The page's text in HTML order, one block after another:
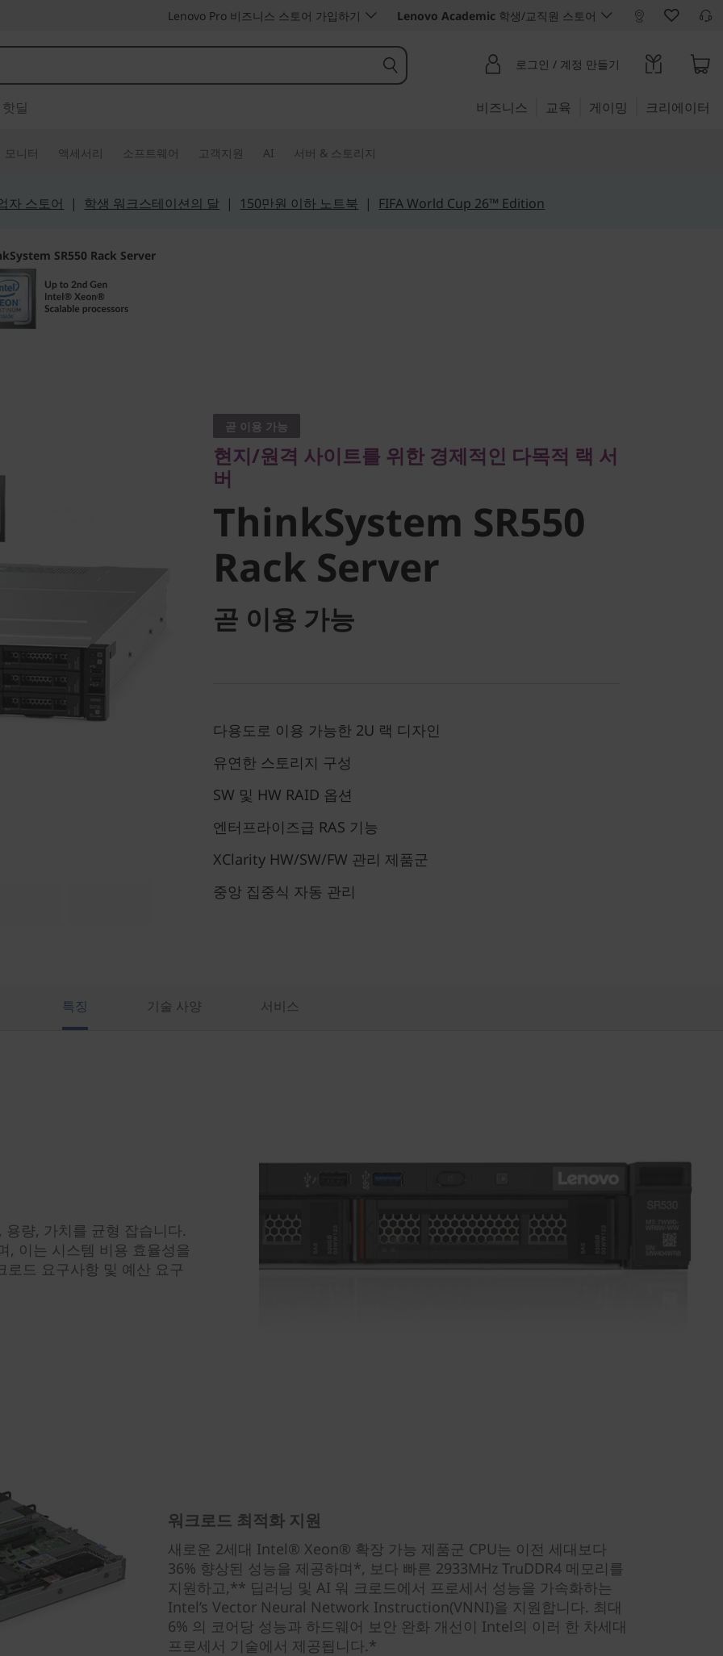
Lenovo Pro 비즈니스 스토어 가입하기 Lenovo Academic 학생/교직원 스토어
로그인 / 계정 만들기
핫딜 비즈니스 교육 게이밍 크리에이터
모니터 액세서리 소프트웨어 고객지원 AI 서버 & 스토리지
자 스토어 | 학생 워크스테이션의 달 | 150만원 이하 노트북 | FIFA World Cup 26™ Edition
SR550 Rack Server
ThinkSystem SR550
Rack Server
곧 이용 가능
현지/원격 사이트를 위한 경제적인 다목적 랙 서
버
ThinkSystem SR550
Rack Server
곧 이용 가능
다용도로 이용 가능한 2U 랙 디자인
유연한 스토리지 구성
SW 및 HW RAID 옵션
엔터프라이즈급 RAS 기능
XClarity HW/SW/FW 관리 제품군
중앙 집중식 자동 관리
특징 기술 사양 서비스
량, 가치를 균형 잡습니다.
, 이는 시스템 비용 효율성을
로드 요구사항 및 예산 요구
워크로드 최적화 지원
새로운 2세대 Intel® Xeon® 확장 가능 제품군 CPU는 이전 세대보다
36% 향상된 성능을 제공하며*, 보다 빠른 2933MHz TruDDR4 메모리를
지원하고,** 딥러닝 및 AI 워 크로드에서 프로세서 성능을 가속화하는
Intel’s Vector Neural Network Instruction(VNNI)을 지원합니다. 최대
6% 의 코어당 성능과 하드웨어 보안 완화 개선이 Intel의 이러 한 차세대
프로세서 기술에서 제공됩니다.*